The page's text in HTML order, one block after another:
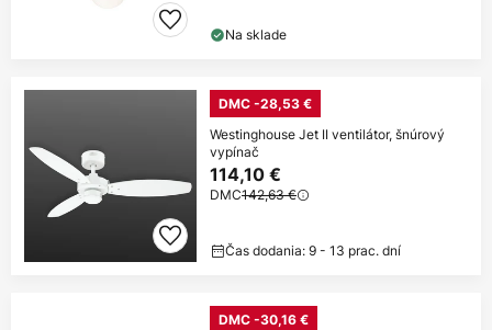
Na sklade
DMC -28,53 €
Westinghouse Jet II ventilátor, šnúrový
vypínač
114,10 €
DMC142,63 €
Čas dodania: 9 - 13 prac. dní
DMC -30,16 €